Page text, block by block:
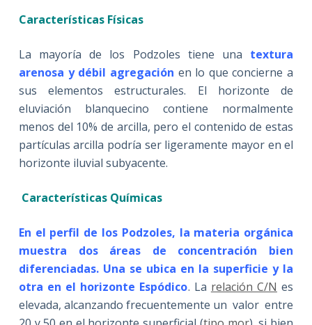
Características Físicas
La mayoría de los Podzoles tiene una textura
arenosa y débil agregación en lo que concierne a
sus elementos estructurales. El horizonte de
eluviación blanquecino contiene normalmente
menos del 10% de arcilla, pero el contenido de estas
partículas arcilla podría ser ligeramente mayor en el
horizonte iluvial subyacente.
Características Químicas
En el perfil de los Podzoles, la materia orgánica
muestra dos áreas de concentración bien
diferenciadas. Una se ubica en la superficie y la
otra en el horizonte Espódico. La relación C/N es
elevada, alcanzando frecuentemente un valor entre